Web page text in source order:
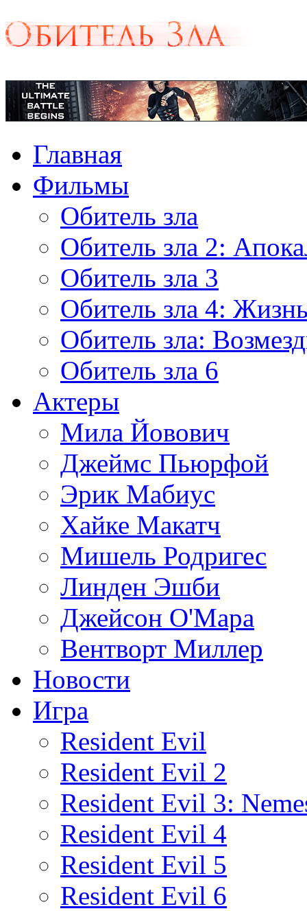
Главная
Фильмы
Обитель зла
Обитель зла 2:
Обитель зла 3
Обитель зла 4:
Обитель зла:
Обитель зла 6
Актеры
Мила Йовович
Джеймс Пьюрфой
Эрик Мабиус
Хайке Макатч
Мишель Родригес
Линден Эшби
Джейсон О'Мара
Вентворт Миллер
Новости
Игра
Resident Evil
Resident Evil 2
Resident Evil 3:
Resident Evil 4
Resident Evil 5
Resident Evil 6